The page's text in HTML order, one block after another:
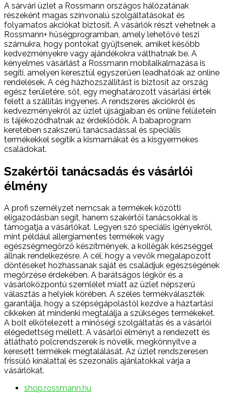
A sárvári üzlet a Rossmann országos hálózatának
részeként magas színvonalú szolgáltatásokat és
folyamatos akciókat biztosít. A vásárlók részt vehetnek a
Rossmann+ hűségprogramban, amely lehetővé teszi
számukra, hogy pontokat gyűjtsenek, amiket később
kedvezményekre vagy ajándékokra válthatnak be. A
kényelmes vásárlást a Rossmann mobilalkalmazása is
segíti, amelyen keresztül egyszerűen leadhatóak az online
rendelések. A cég házhozszállítást is biztosít az ország
egész területére, sőt, egy meghatározott vásárlási érték
felett a szállítás ingyenes. A rendszeres akciókról és
kedvezményekről az üzlet újságjaiban és online felületein
is tájékozódhatnak az érdeklődők. A babaprogram
keretében szakszerű tanácsadással és speciális
termékekkel segítik a kismamákat és a kisgyermekes
családokat.
Szakértői tanácsadás és vásárlói
élmény
A profi személyzet nemcsak a termékek közötti
eligazodásban segít, hanem szakértői tanácsokkal is
támogatja a vásárlókat. Legyen szó speciális igényekről,
mint például allergiamentes termékek vagy
egészségmegőrző készítmények, a kollégák készséggel
állnak rendelkezésre. A cél, hogy a vevők megalapozott
döntéseket hozhassanak saját és családjuk egészségének
megőrzése érdekében. A barátságos légkör és a
vásárlóközpontú szemlélet miatt az üzlet népszerű
választás a helyiek körében. A széles termékválaszték
garantálja, hogy a szépségápolástól kezdve a háztartási
cikkeken át mindenki megtalálja a szükséges termékeket.
A bolt elkötelezett a minőségi szolgáltatás és a vásárlói
elégedettség mellett. A vásárlói élményt a rendezett és
átlátható polcrendszerek is növelik, megkönnyítve a
keresett termékek megtalálását. Az üzlet rendszeresen
frissülő kínálattal és szezonális ajánlatokkal várja a
vásárlókat.
shop.rossmann.hu